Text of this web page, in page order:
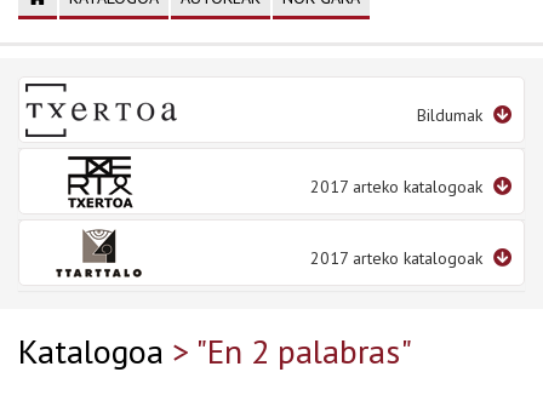
Bildumak
2017 arteko katalogoak
2017 arteko katalogoak
Katalogoa > "En 2 palabras"